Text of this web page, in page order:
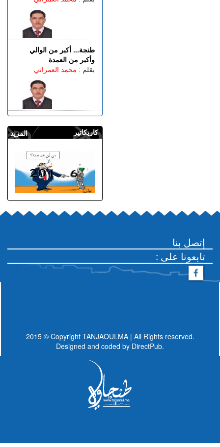
طنجة... أكبر من الوالي
وأكبر من العمدة
بقلم : محمد العمراني
المزيد كاريكاتير
إتصل بنا
: تابعونا على
2015 © Copyright TANJAOUI.MA | All Rights reserved.
Designed and coded by DirectPub.